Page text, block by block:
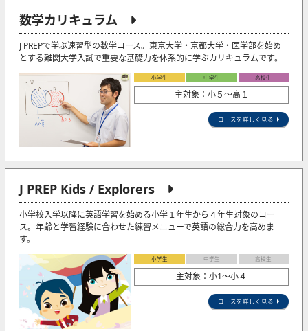
数学カリキュラム
J PREPで学ぶ速習型の数学コース。東京大学・京都大学・医学部を始め
とする難関大学入試で重要な基礎力を体系的に学ぶカリキュラムです。
小学生 中学生 高校生
主対象：小５〜高１
コースを詳しく見る
J PREP Kids / Explorers
小学校入学以降に英語学習を始める小学１年生から４年生対象のコー
ス。年齢と学習経験に合わせた練習メニューで英語の総合力を高めま
す。
小学生 中学生 高校生
主対象：小1〜小４
コースを詳しく見る